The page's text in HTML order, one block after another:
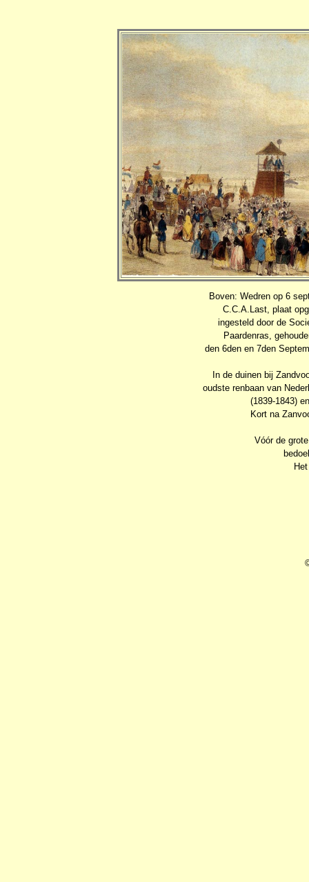
Boven: Wedren op 6
C.C.A.Last, plaat
ingesteld door de
Paardenras,
den 6den en 7den
In de duinen bij
oudste renbaan van
(1839-1843)
Kort na
Vóór de